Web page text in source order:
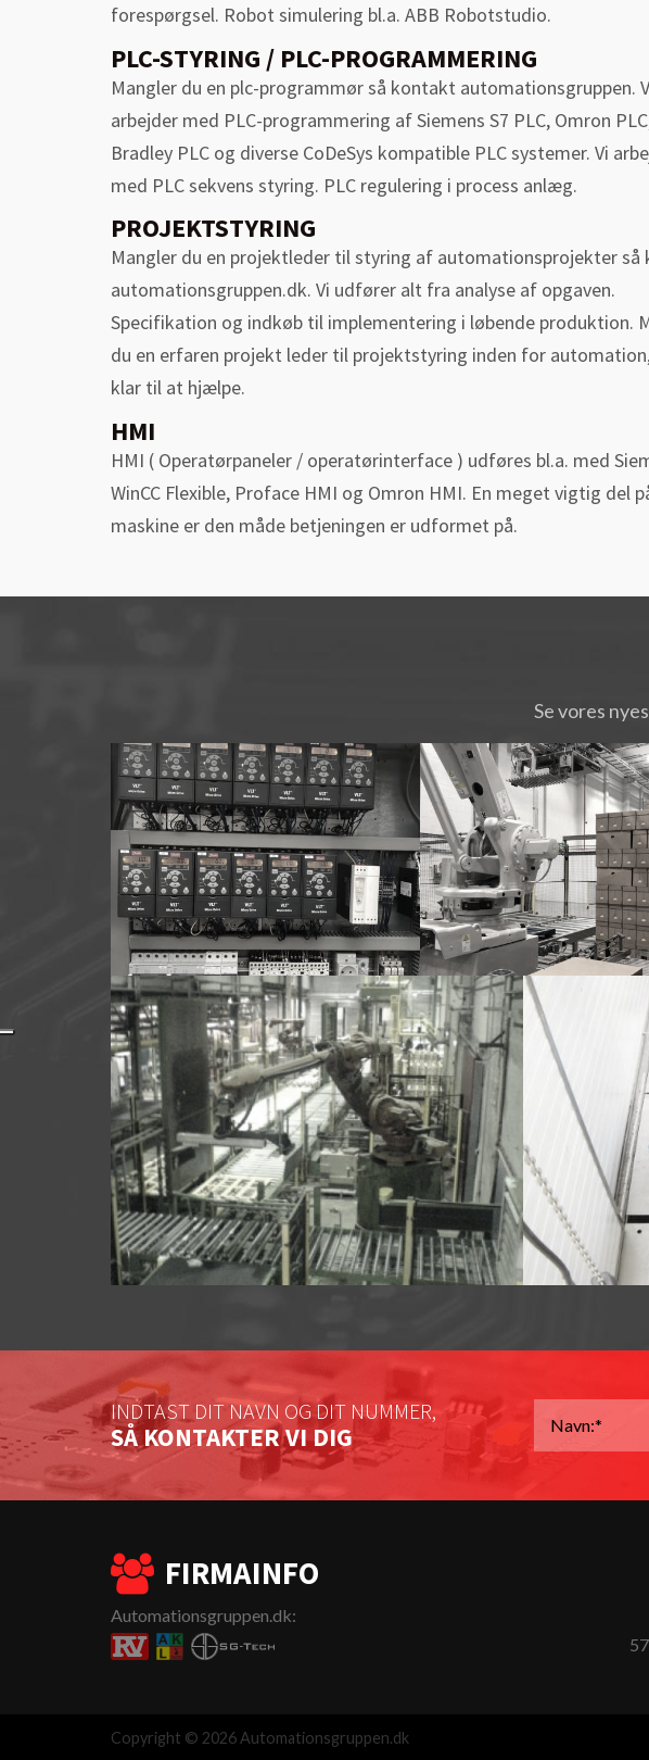
forespørgsel. Robot simulering bl.a. ABB Robotstudio.
PLC-STYRING / PLC-PROGRAMMERING
Mangler du en plc-programmør så kontakt automationsgruppen.
arbejder med PLC-programmering af Siemens S7 PLC, Omron
Bradley PLC og diverse CoDeSys kompatible PLC systemer. Vi
med PLC sekvens styring. PLC regulering i process anlæg.
PROJEKTSTYRING
Mangler du en projektleder til styring af automationsprojekter så
automationsgruppen.dk. Vi udfører alt fra analyse af opgaven.
Specifikation og indkøb til implementering i løbende produktion.
du en erfaren projekt leder til projektstyring inden for
klar til at hjælpe.
HMI
HMI ( Operatørpaneler / operatørinterface ) udføres bl.a. med
WinCC Flexible, Proface HMI og Omron HMI. En meget vigtig del
maskine er den måde betjeningen er udformet på.
Se vores
INDTAST DIT NAVN OG DIT NUMMER,
SÅ KONTAKTER VI DIG
Navn
FIRMAINFO
Automationsgruppen.dk:
Copyright © 2026 Automationsgruppen.dk